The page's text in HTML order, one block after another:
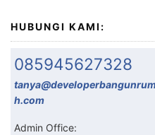
HUBUNGI KAMI:
085945627328
h.com
Admin Office: